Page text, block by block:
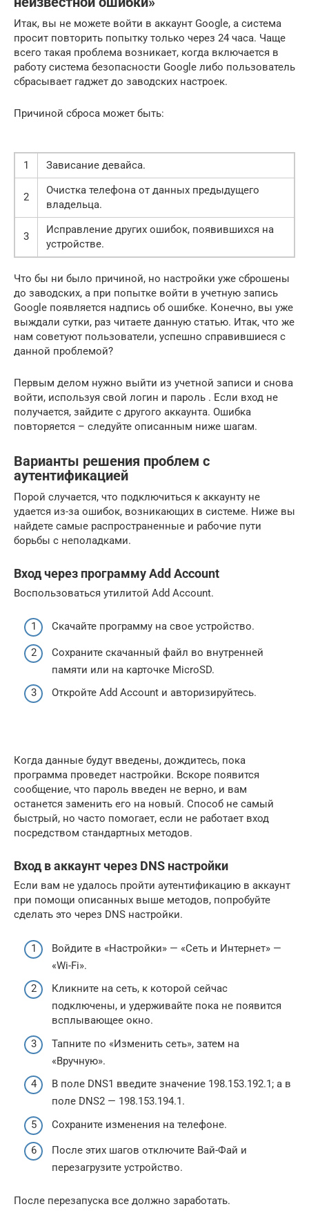
Итак, вы не можете войти в аккаунт Google, а система
просит повторить попытку только через 24 часа. Чаще
всего такая проблема возникает, когда включается в
работу система безопасности Google либо пользователь
сбрасывает гаджет до заводских настроек.
Причиной сброса может быть:
1 Зависание девайса.
2
Очистка телефона от данных предыдущего
владельца.
3
Исправление других ошибок, появившихся на
устройстве.
Что бы ни было причиной, но настройки уже сброшены
до заводских, а при попытке войти в учетную запись
Google появляется надпись об ошибке. Конечно, вы уже
выждали сутки, раз читаете данную статью. Итак, что же
нам советуют пользователи, успешно справившиеся с
данной проблемой?
Первым делом нужно выйти из учетной записи и снова
войти, используя свой логин и пароль . Если вход не
получается, зайдите с другого аккаунта. Ошибка
повторяется – следуйте описанным ниже шагам.
Варианты решения проблем с
аутентификацией
Порой случается, что подключиться к аккаунту не
удается из-за ошибок, возникающих в системе. Ниже вы
найдете самые распространенные и рабочие пути
борьбы с неполадками.
Вход через программу Add Account
Воспользоваться утилитой Add Account.
Скачайте программу на свое устройство.
Сохраните скачанный файл во внутренней
памяти или на карточке MicroSD.
Откройте Add Account и авторизируйтесь.
Когда данные будут введены, дождитесь, пока
программа проведет настройки. Вскоре появится
сообщение, что пароль введен не верно, и вам
останется заменить его на новый. Способ не самый
быстрый, но часто помогает, если не работает вход
посредством стандартных методов.
Вход в аккаунт через DNS настройки
Если вам не удалось пройти аутентификацию в аккаунт
при помощи описанных выше методов, попробуйте
сделать это через DNS настройки.
Войдите в «Настройки» — «Сеть и Интернет» —
«Wi-Fi».
Кликните на сеть, к которой сейчас
подключены, и удерживайте пока не появится
всплывающее окно.
Тапните по «Изменить сеть», затем на
«Вручную».
В поле DNS1 введите значение 198.153.192.1; а в
поле DNS2 — 198.153.194.1.
Сохраните изменения на телефоне.
После этих шагов отключите Вай-Фай и
перезагрузите устройство.
После перезапуска все должно заработать.